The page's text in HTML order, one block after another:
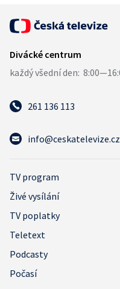
261 136 113
info@ceskatelevize.cz
TV program
Živé vysílání
TV poplatky
Teletext
Podcasty
Počasí